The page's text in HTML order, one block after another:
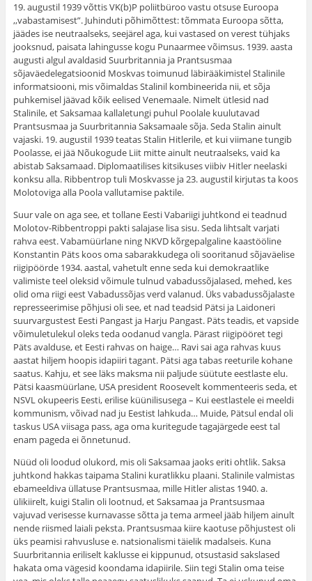
19. augustil 1939 võttis VK(b)P poliitbüroo vastu otsuse Euroopa
,,vabastamisest”. Juhinduti põhimõttest: tõmmata Euroopa sõtta,
jäädes ise neutraalseks, seejärel aga, kui vastased on verest tühjaks
jooksnud, paisata lahingusse kogu Punaarmee võimsus. 1939. aasta
augusti algul avaldasid Suurbritannia ja Prantsusmaa
sõjaväedelegatsioonid Moskvas toimunud läbirääkimistel Stalinile
informatsiooni, mis võimaldas Stalinil kombineerida nii, et sõja
puhkemisel jäävad kõik eelised Venemaale. Nimelt ütlesid nad
Stalinile, et Saksamaa kallaletungi puhul Poolale kuulutavad
Prantsusmaa ja Suurbritannia Saksamaale sõja. Seda Stalin ainult
vajaski. 19. augustil 1939 teatas Stalin Hitlerile, et kui viimane tungib
Poolasse, ei jää Nõukogude Liit mitte ainult neutraalseks, vaid ka
abistab Saksamaad. Diplomaatilises kitsikuses viibiv Hitler neelaski
konksu alla. Ribbentrop tuli Moskvasse ja 23. augustil kirjutas ta koos
Molotoviga alla Poola vallutamise paktile.
Suur vale on aga see, et tollane Eesti Vabariigi juhtkond ei teadnud
Molotov-Ribbentroppi pakti salajase lisa sisu. Seda lihtsalt varjati
rahva eest. Vabamüürlane ning NKVD kõrgepalgaline kaastööline
Konstantin Päts koos oma sabarakkudega oli sooritanud sõjaväelise
riigipöörde 1934. aastal, vahetult enne seda kui demokraatlike
valimiste teel oleksid võimule tulnud vabadussõjalased, mehed, kes
olid oma riigi eest Vabadussõjas verd valanud. Üks vabadussõjalaste
represseerimise põhjusi oli see, et nad teadsid Pätsi ja Laidoneri
suurvargustest Eesti Pangast ja Harju Pangast. Päts teadis, et vapside
võimuletulekul oleks teda oodanud vangla. Pärast riigipööret tegi
Päts avalduse, et Eesti rahvas on haige… Ravi sai aga rahvas kuus
aastat hiljem hoopis idapiiri tagant. Pätsi aga tabas reeturile kohane
saatus. Kahju, et see läks maksma nii paljude süütute eestlaste elu.
Pätsi kaasmüürlane, USA president Roosevelt kommenteeris seda, et
NSVL okupeeris Eesti, erilise küünilisusega – Kui eestlastele ei meeldi
kommunism, võivad nad ju Eestist lahkuda… Muide, Pätsul endal oli
taskus USA viisaga pass, aga oma kuritegude tagajärgede eest tal
enam pageda ei õnnetunud.
Nüüd oli loodud olukord, mis oli Saksamaa jaoks eriti ohtlik. Saksa
juhtkond hakkas taipama Stalini kuratlikku plaani. Stalinile valmistas
ebameeldiva üllatuse Prantsusmaa, mille Hitler alistas 1940. a.
ülikiirelt, kuigi Stalin oli lootnud, et Saksamaa ja Prantsusmaa
vajuvad verisesse kurnavasse sõtta ja tema armeel jääb hiljem ainult
nende riismed laiali peksta. Prantsusmaa kiire kaotuse põhjustest oli
üks peamisi rahvusluse e. natsionalismi täielik madalseis. Kuna
Suurbritannia eriliselt kaklusse ei kippunud, otsustasid sakslased
hakata oma vägesid koondama idapiirile. Siin tegi Stalin oma teise